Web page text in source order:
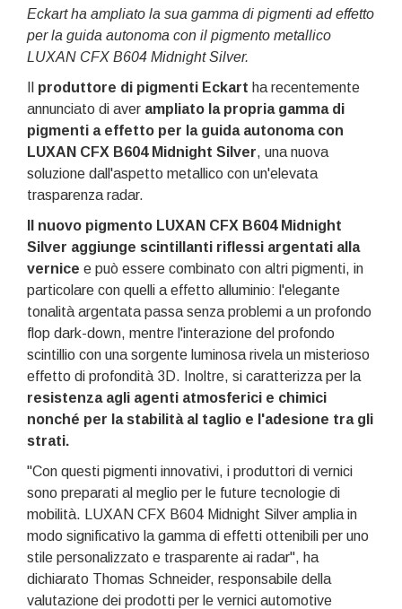
Eckart ha ampliato la sua gamma di pigmenti ad effetto
per la guida autonoma con il pigmento metallico
LUXAN CFX B604 Midnight Silver.
produttore di pigmenti Eckart ha recentemente
annunciato di aver ampliato la propria gamma di
pigmenti a effetto per la guida autonoma con
LUXAN CFX B604 Midnight Silver, una nuova
soluzione dall'aspetto metallico con un'elevata
trasparenza radar.
Il nuovo pigmento LUXAN CFX B604 Midnight
Silver aggiunge scintillanti riflessi argentati alla
vernice e può essere combinato con altri pigmenti, in
particolare con quelli a effetto alluminio: l'elegante
tonalità argentata passa senza problemi a un profondo
flop dark-down, mentre l'interazione del profondo
scintillio con una sorgente luminosa rivela un misterioso
effetto di profondità 3D. Inoltre, si caratterizza per la
resistenza agli agenti atmosferici e chimici
nonché per la stabilità al taglio e l'adesione tra gli
strati.
"Con questi pigmenti innovativi, i produttori di vernici
sono preparati al meglio per le future tecnologie di
mobilità. LUXAN CFX B604 Midnight Silver amplia in
modo significativo la gamma di effetti ottenibili per uno
stile personalizzato e trasparente ai radar", ha
dichiarato Thomas Schneider, responsabile della
valutazione dei prodotti per le vernici automotive